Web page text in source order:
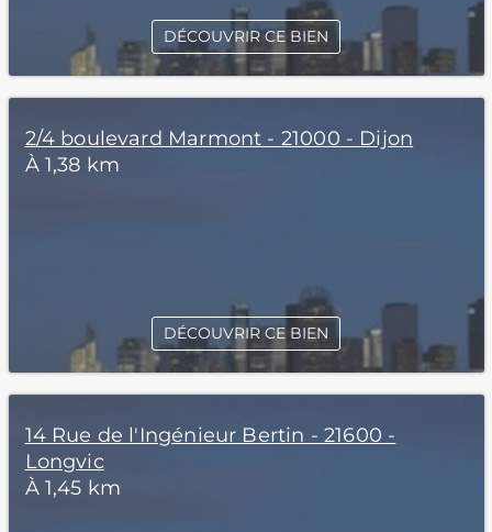
DÉCOUVRIR CE BIEN
2/4 boulevard Marmont - 21000 - Dijon
À 1,38 km
DÉCOUVRIR CE BIEN
14 Rue de l'Ingénieur Bertin - 21600 -
Longvic
À 1,45 km